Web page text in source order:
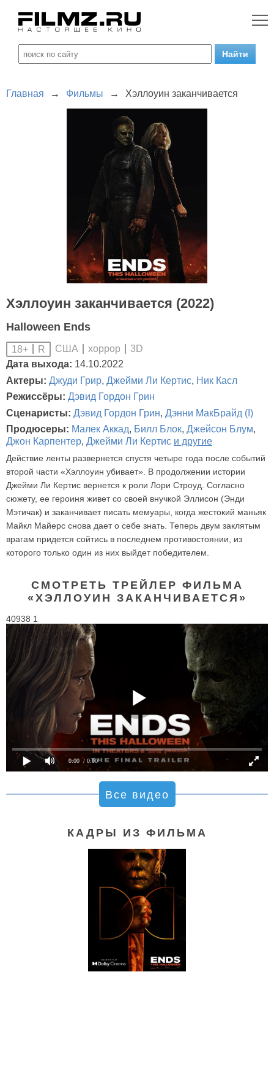
Главная → Фильмы → Хэллоуин заканчивается
Хэллоуин заканчивается (2022)
Halloween Ends
18+ R США хоррор
3D
Дата выхода: 14.10.2022
Актеры: Джуди Грир, Джейми Ли Кертис, Ник Касл
Режиссёры: Дэвид Гордон Грин
Сценаристы: Дэвид Гордон Грин, Дэнни МакБрайд (I)
Продюсеры: Малек Аккад, Билл Блок, Джейсон Блум,
Джон Карпентер, Джейми Ли Кертис и другие
Действие ленты развернется спустя четыре года после событий
второй части «Хэллоуин убивает». В продолжении истории
Джейми Ли Кертис вернется к роли Лори Строуд. Согласно
сюжету, ее героиня живет со своей внучкой Эллисон (Энди
Мэтичак) и заканчивает писать мемуары, когда жестокий маньяк
Майкл Майерс снова дает о себе знать. Теперь двум заклятым
врагам придется сойтись в последнем противостоянии, из
которого только один из них выйдет победителем.
СМОТРЕТЬ ТРЕЙЛЕР ФИЛЬМА
«ХЭЛЛОУИН ЗАКАНЧИВАЕТСЯ»
40938 1
0:00 / 0:00
Все видео
КАДРЫ ИЗ ФИЛЬМА